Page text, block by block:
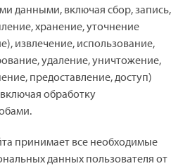
данными, включая сбор, запись,
хранение, уточнение
извлечение, использование,
удаление, уничтожение,
предоставление, доступ)
обработку
принимает все необходимые
данных пользователя от